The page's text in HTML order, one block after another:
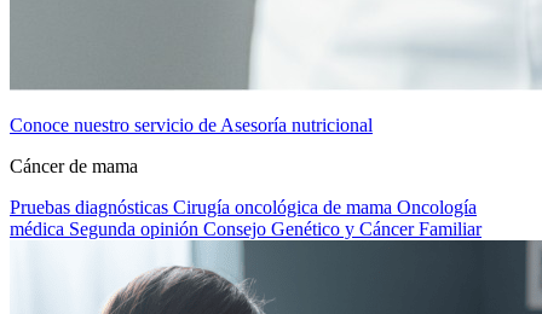
Conoce nuestro servicio de Asesoría nutricional
Cáncer de mama
Pruebas diagnósticas Cirugía oncológica de mama Oncología
médica Segunda opinión Consejo Genético y Cáncer Familiar